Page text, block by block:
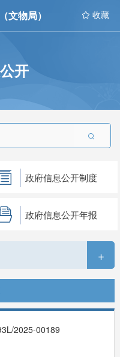
文物局）  收藏
开

政府信息公开制度
政府信息公开年报
+
2025-00189